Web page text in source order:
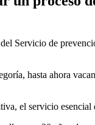
un proceso
Servicio de
hasta ahora
el servicio esencial